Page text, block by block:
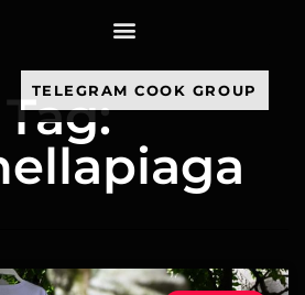
TELEGRAM COOK GROUP
Tag: